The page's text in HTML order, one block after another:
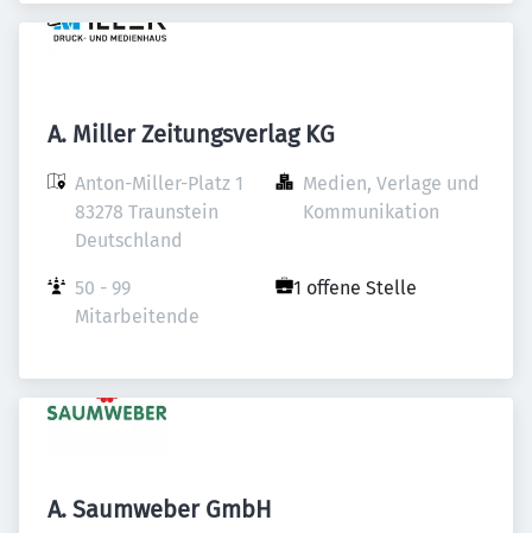
A. Miller Zeitungsverlag KG
Anton-Miller-Platz 1
83278 Traunstein
Deutschland
Medien, Verlage und
Kommunikation
50 - 99
Mitarbeitende
1 offene Stelle
A. Saumweber GmbH